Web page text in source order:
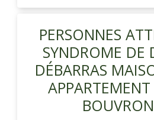
PERSONNES
SYNDROME DE
DÉBARRAS